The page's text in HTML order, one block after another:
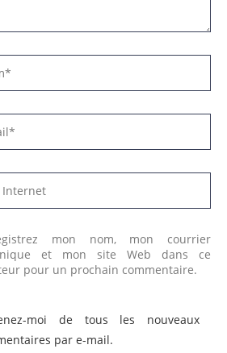
mon nom, mon courrier
et mon site Web dans ce
pour un prochain commentaire.
moi de tous les nouveaux
par e-mail.